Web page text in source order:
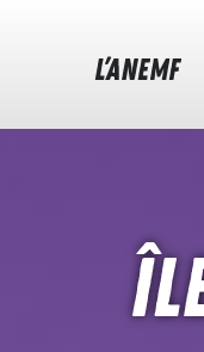
L’ANEMF